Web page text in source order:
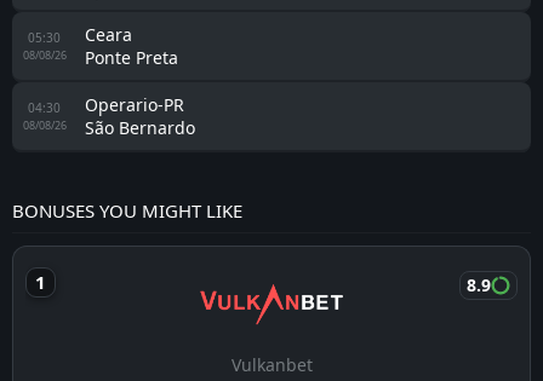
05:30
08/08/26
Ceara
Ponte Preta
04:30
08/08/26
Operario-PR
São Bernardo
BONUSES YOU MIGHT LIKE
Vulkanbet
8.9